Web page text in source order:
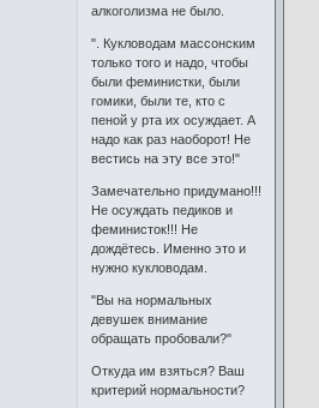
алкоголизма не было.
". Кукловодам массонским
только того и надо, чтобы
были феминистки, были
гомики, были те, кто с
пеной у рта их осуждает. А
надо как раз наоборот! Не
вестись на эту все это!"
Замечательно придумано!!!
Не осуждать педиков и
феминисток!!! Не
дождётесь. Именно это и
нужно кукловодам.
"Вы на нормальных
девушек внимание
обращать пробовали?"
Откуда им взяться? Ваш
критерий нормальности?